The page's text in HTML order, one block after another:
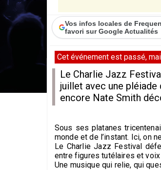
Vos infos locales de
favori sur Google Actualités
Cet événement est passé,
Le Charlie Jazz
juillet avec une pléiade
encore Nate Smith
Sous ses platanes
monde et de l’instant. Ici, on
Le Charlie Jazz Festival
entre figures tutélaires et
Une musique qui relie, qui